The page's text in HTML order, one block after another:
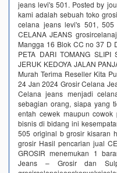
jeans levi's 501. Posted by
kami adalah sebuah toko
celana jeans levi's 501, 505
CELANA JEANS
Mangga 16 Blok CC no 37 D
PETA DARI TOMANG SLIPI
JERUK KEDOYA JALAN
Murah Terima Reseller Kita
24 Jan 2024 Grosir Celana
Celana jeans menjadi
sebagian orang, siapa yang
entah cewek maupun
bisnis di bidang ini
505 original b grosir kisaran
grosir Hasil pencarian jual
GROSIR menemukan 1
Jeans – Grosir dan